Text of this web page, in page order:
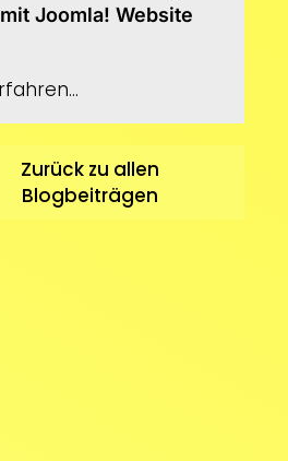
Joomla! Website
Zurück zu allen
Blogbeiträgen